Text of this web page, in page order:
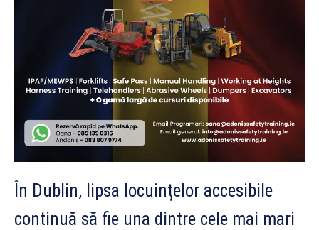
În Dublin, lipsa locuințelor accesibile
continuă să fie una dintre cele mai mari